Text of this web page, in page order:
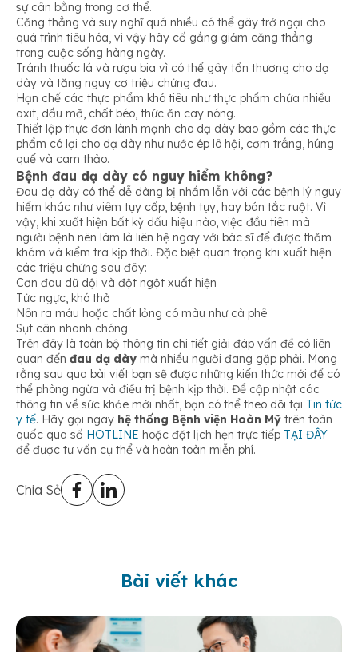
sự cân bằng trong cơ thể.
Căng thẳng và suy nghĩ quá nhiều có thể gây trở ngại cho
quá trình tiêu hóa, vì vậy hãy cố gắng giảm căng thẳng
trong cuộc sống hàng ngày.
Tránh thuốc lá và rượu bia vì có thể gây tổn thương cho dạ
dày và tăng nguy cơ triệu chứng đau.
Hạn chế các thực phẩm khó tiêu như thực phẩm chứa nhiều
axit, dầu mỡ, chất béo, thức ăn cay nóng.
Thiết lập thực đơn lành mạnh cho dạ dày bao gồm các thực
phẩm có lợi cho dạ dày như nước ép lô hội, cơm trắng, húng
quế và cam thảo.
Bệnh đau dạ dày có nguy hiểm không?
Đau dạ dày có thể dễ dàng bị nhầm lẫn với các bệnh lý nguy
hiểm khác như viêm tụy cấp, bệnh tụy, hay bán tắc ruột. Vì
vậy, khi xuất hiện bất kỳ dấu hiệu nào, việc đầu tiên mà
người bệnh nên làm là liên hệ ngay với bác sĩ để được thăm
khám và kiểm tra kịp thời. Đặc biệt quan trọng khi xuất hiện
các triệu chứng sau đây:
Cơn đau dữ dội và đột ngột xuất hiện
Tức ngực, khó thở
Nôn ra máu hoặc chất lỏng có màu như cà phê
Sụt cân nhanh chóng
Trên đây là toàn bộ thông tin chi tiết giải đáp vấn đề có liên
quan đến đau dạ dày mà nhiều người đang gặp phải. Mong
rằng sau qua bài viết bạn sẽ được những kiến thức mới để có
thể phòng ngừa và điều trị bệnh kịp thời. Để cập nhật các
thông tin về sức khỏe mới nhất, bạn có thể theo dõi tại Tin tức
y tế. Hãy gọi ngay hệ thống Bệnh viện Hoàn Mỹ trên toàn
quốc qua số HOTLINE hoặc đặt lịch hẹn trực tiếp TẠI ĐÂY
để được tư vấn cụ thể và hoàn toàn miễn phí.
Chia Sẻ
Bài viết khác